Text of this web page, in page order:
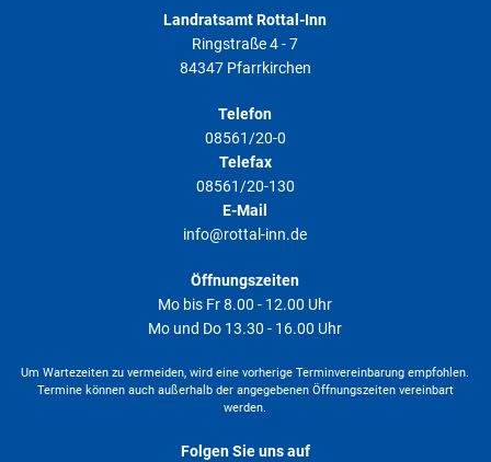
Landratsamt Rottal-Inn
Ringstraße 4 - 7
84347 Pfarrkirchen
Telefon
08561/20-0
Telefax
08561/20-130
E-Mail
info@rottal-inn.de
Öffnungszeiten
Mo bis Fr 8.00 - 12.00 Uhr
Mo und Do 13.30 - 16.00 Uhr
Um Wartezeiten zu vermeiden, wird eine vorherige Terminvereinbarung empfohlen.
Termine können auch außerhalb der angegebenen Öffnungszeiten vereinbart
werden.
Folgen Sie uns auf